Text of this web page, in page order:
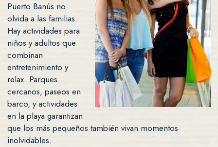
Puerto Banús no
olvida a las familias.
Hay actividades para
niños y adultos que
combinan
entretenimiento y
relax. Parques
cercanos, paseos en
barco, y actividades
en la playa garantizan
que los más pequeños también vivan momentos
inolvidables.